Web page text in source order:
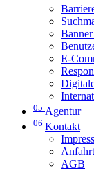
E-
05 Agentur
06 Kontakt
Anfahrt
AGB